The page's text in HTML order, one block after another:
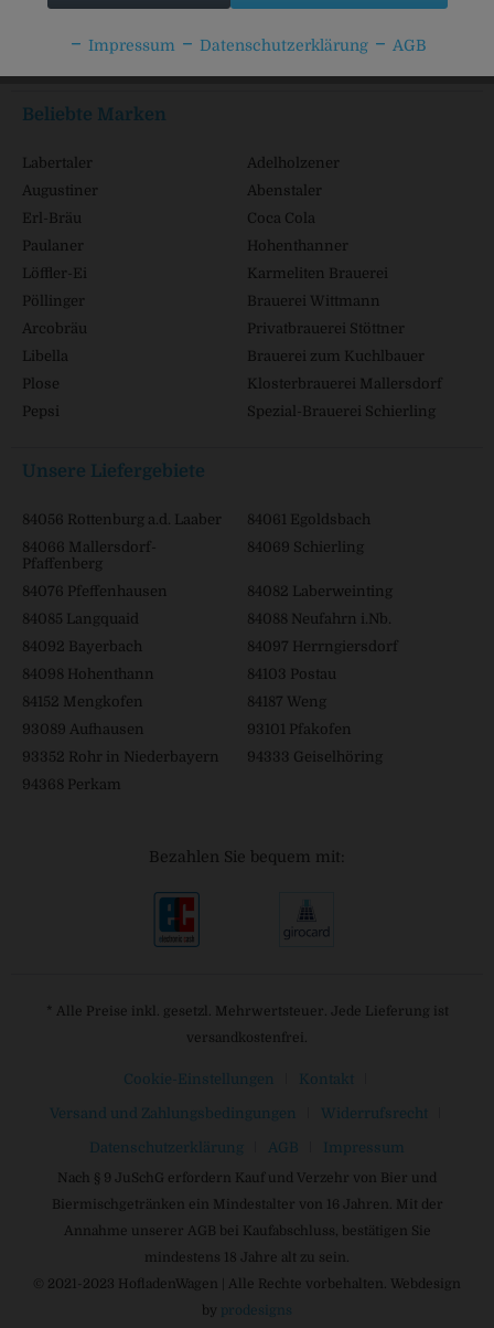
Beliebte Marken
Labertaler
Adelholzener
Augustiner
Abenstaler
Erl-Bräu
Coca Cola
Paulaner
Hohenthanner
Löffler-Ei
Karmeliten Brauerei
Pöllinger
Brauerei Wittmann
Arcobräu
Privatbrauerei Stöttner
Libella
Brauerei zum Kuchlbauer
Plose
Klosterbrauerei Mallersdorf
Pepsi
Spezial-Brauerei Schierling
Unsere Liefergebiete
84056 Rottenburg a.d. Laaber
84061 Egoldsbach
84066 Mallersdorf-
Pfaffenberg
84069 Schierling
84076 Pfeffenhausen
84082 Laberweinting
84085 Langquaid
84088 Neufahrn i.Nb.
84092 Bayerbach
84097 Herrngiersdorf
84098 Hohenthann
84103 Postau
84152 Mengkofen
84187 Weng
93089 Aufhausen
93101 Pfakofen
93352 Rohr in Niederbayern
94333 Geiselhöring
94368 Perkam
Bezahlen Sie bequem mit:
* Alle Preise inkl. gesetzl. Mehrwertsteuer. Jede Lieferung ist
versandkostenfrei.
Cookie-Einstellungen Kontakt
Versand und Zahlungsbedingungen Widerrufsrecht
Datenschutzerklärung AGB Impressum
Nach § 9 JuSchG erfordern Kauf und Verzehr von Bier und
Biermischgetränken ein Mindestalter von 16 Jahren. Mit der
Annahme unserer AGB bei Kaufabschluss, bestätigen Sie
mindestens 18 Jahre alt zu sein.
© 2021-2023 HofladenWagen | Alle Rechte vorbehalten. Webdesign
by prodesigns
Impressum Datenschutzerklärung AGB